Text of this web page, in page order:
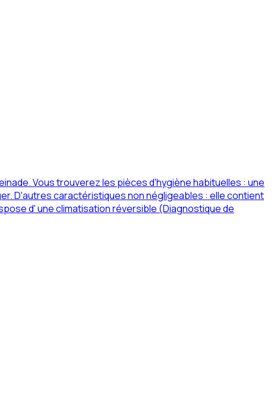
Vous trouverez les pièces d'hygiène habituelles : une
D'autres caractéristiques non négligeables : elle contient
d' une climatisation réversible (Diagnostique de